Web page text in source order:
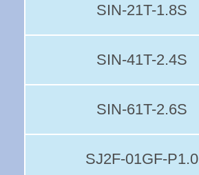
SIN-21T-1.8S
SIN-41T-2.4S
SIN-61T-2.6S
SJ2F-01GF-P1.0